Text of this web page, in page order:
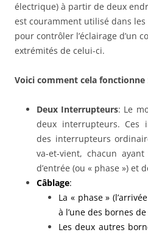
électrique) à partir de deux
est couramment utilisé dans
pour contrôler l’éclairage d’un
extrémités de celui-ci.
Voici comment cela fonctionne
Deux Interrupteurs: Le
deux interrupteurs. Ces
des interrupteurs
va-et-vient, chacun
d’entrée (ou « phase ») et
Câblage:
La « phase »
à l’une des bornes
Les deux autres